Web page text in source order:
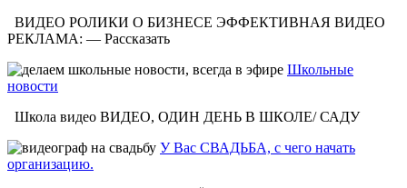
ВИДЕО РОЛИКИ О БИЗНЕСЕ ЭФФЕКТИВНАЯ ВИДЕО
РЕКЛАМА: — Рассказать
Школьные
новости
Школа видео ВИДЕО, ОДИН ДЕНЬ В ШКОЛЕ/ САДУ
У Вас СВАДЬБА, с чего начать
организацию.